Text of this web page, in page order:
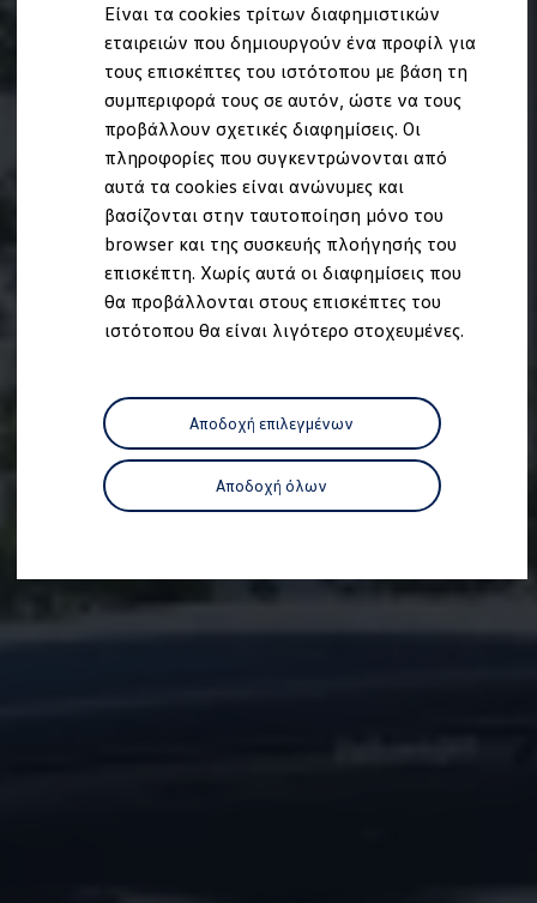
Είναι τα cookies τρίτων διαφημιστικών
εταιρειών που δημιουργούν ένα προφίλ για
τους επισκέπτες του ιστότοπου με βάση τη
συμπεριφορά τους σε αυτόν, ώστε να τους
προβάλλουν σχετικές διαφημίσεις. Οι
πληροφορίες που συγκεντρώνονται από
αυτά τα cookies είναι ανώνυμες και
βασίζονται στην ταυτοποίηση μόνο του
browser και της συσκευής πλοήγησής του
επισκέπτη. Χωρίς αυτά οι διαφημίσεις που
θα προβάλλονται στους επισκέπτες του
ιστότοπου θα είναι λιγότερο στοχευμένες.
Αποδοχή επιλεγμένων
Αποδοχή όλων
We Charge - Υπηρεσία Φόρτισης
Πληροφορίες Πελάτη
Ανακύκλωση & Επιστροφή
Ανακλήσεις ασφαλείας και Τεχνικά μέτρα
Προειδοποιητικές και ενδεικτικές λυχνίες
Eνημερώσεις λογισμικού
Digital Manual - Ψηφιακό εγχειρίδιο
XTL diesel fuel
Υπηρεσίες Volkswagen
Υπηρεσίες Volkswagen Click@Service
Pick Up & Delivery
Φροντίδα Clean Plus
Επαγγελματικά Οχήματα Volkswagen
Συντήρηση & Επισκευή Επαγγελματικών
Σημαντικές πληροφορίες
Εγγύηση Επαγγελματικών Volkswagen
Εξουσιοδοτημένο Δίκτυο Volkswagen
Αστυπάλαια: Κίνητρα Επιδότησης
Volkswagen Bulli - 75 Χρόνια Κληρονομιάς
Bulli magazine
VW Bus History